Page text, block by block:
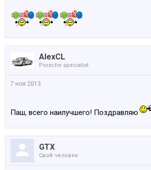
AlexCL
Porsche specialist
7 ноя 2013
Паш, всего наилучшего! Поздравляю
GTX
Свой человек